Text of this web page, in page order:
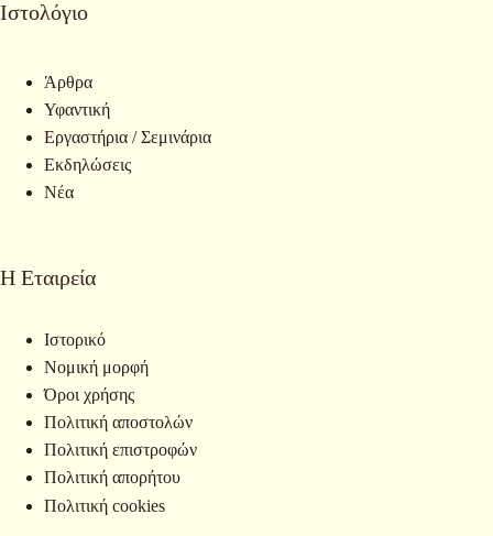
Ιστολόγιο
Άρθρα
Υφαντική
Εργαστήρια / Σεμινάρια
Εκδηλώσεις
Νέα
Η Εταιρεία
Ιστορικό
Νομική μορφή
Όροι χρήσης
Πολιτική αποστολών
Πολιτική επιστροφών
Πολιτική απορήτου
Πολιτική cookies